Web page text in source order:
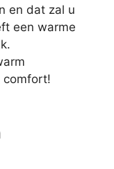
en dat zal u
een warme
comfort!